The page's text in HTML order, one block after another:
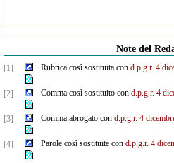
Note del
[1] Rubrica così sostituita con d.p.g.r. 4
[2] Comma così sostituito con d.p.g.r. 4
[3] Comma abrogato con d.p.g.r. 4
[4] Parole così sostituite con d.p.g.r. 4